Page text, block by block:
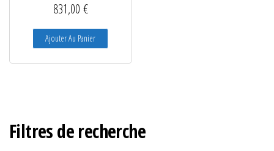
831,00 €
Ajouter Au Panier
Filtres de recherche